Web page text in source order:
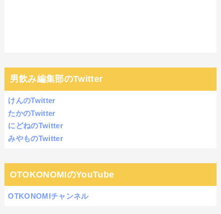
男飲み編集部のTwitter
けんのTwitter
たかのTwitter
にどねのTwitter
みやものTwitter
OTOKONOMIのYouTube
OTKONOMIチャンネル